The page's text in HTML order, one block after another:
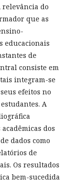
relevância do
que as
educacionais
de
consiste em
integram-se
efeitos no
A
dos
dados como
de
Os resultados
bem-sucedida